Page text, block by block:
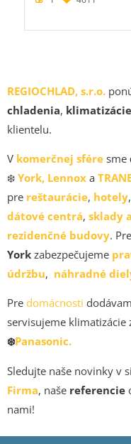
REGIOCHLAD, s.r.o.
chladenia,
klientelu.
V komerčnej sfére sme
❄️ York, Lennox a
pre reštaurácie, hotely,
dátové centrá, sklady
rezidenčné budovy.
York zabezpečujeme
údržbu, náhradné
Pre domácnosti
servisujeme klimatizácie
❄️Panasonic.
Sledujte naše novinky v
Firma, naše referencie
nami!